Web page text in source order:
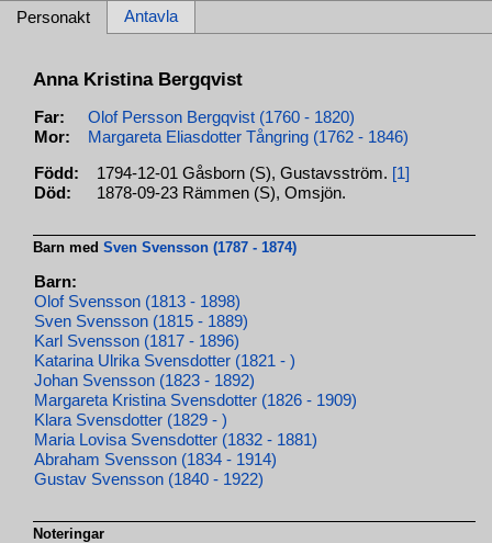
Personakt Antavla
Anna Kristina Bergqvist
Far:
Olof Persson Bergqvist (1760 - 1820)
Mor:
Margareta Eliasdotter Tångring (1762 - 1846)
Född: 1794-12-01 Gåsborn (S), Gustavsström. [1]
Död:
1878-09-23 Rämmen (S), Omsjön.
Barn medSven Svensson (1787 - 1874)
Barn:
Olof Svensson (1813 - 1898)
Sven Svensson (1815 - 1889)
Karl Svensson (1817 - 1896)
Katarina Ulrika Svensdotter (1821 - )
Johan Svensson (1823 - 1892)
Margareta Kristina Svensdotter (1826 - 1909)
Klara Svensdotter (1829 - )
Maria Lovisa Svensdotter (1832 - 1881)
Abraham Svensson (1834 - 1914)
Gustav Svensson (1840 - 1922)
Noteringar